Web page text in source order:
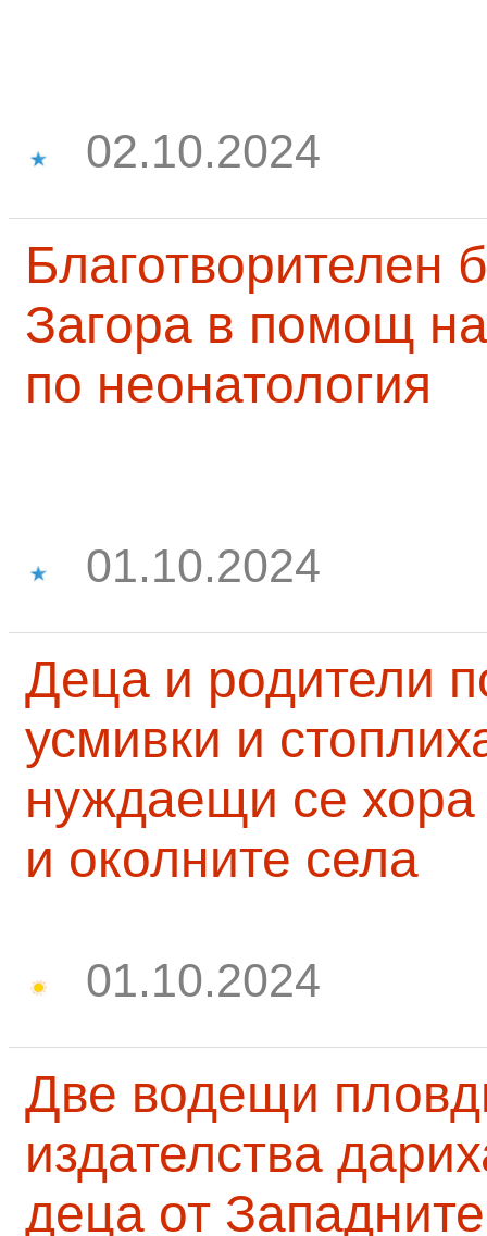
02.10.2024
Благотворителен
Загора в помощ
по неонатология
01.10.2024
Деца и родители
усмивки и
нуждаещи се
и околните села
01.10.2024
Две водещи
издателства
деца от